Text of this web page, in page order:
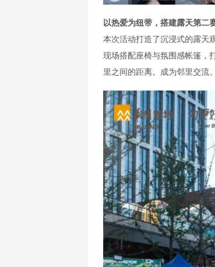
以热爱为纽带，搭建露天第二
本次活动打造了沉浸式的露天
现场搭配座椅与氛围感帐篷，
里之间的距离。成为邻里交流